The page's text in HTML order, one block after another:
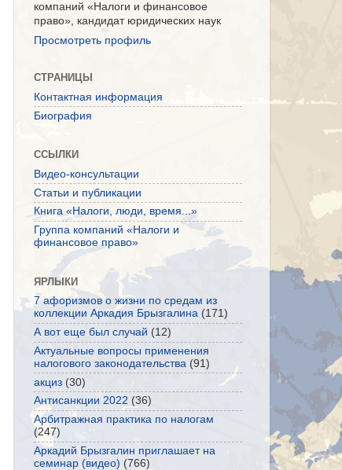
компаний «Налоги и финансовое
право», кандидат юридических наук
Просмотреть профиль
СТРАНИЦЫ
Контактная информация
Биография
ССЫЛКИ
Видео-консультации
Статьи и публикации
Книга «Налоги, люди, время...»
Группа компаний «Налоги и
финансовое право»
ЯРЛЫКИ
7 афоризмов о жизни по средам из
коллекции Аркадия Брызгалина (171)
А вот еще был случай (12)
Актуальные вопросы применения
налогового законодательства (91)
акциз (30)
Антисанкции 2022 (36)
Арбитражная практика по налогам
(247)
Аркадий Брызгалин приглашает на
семинар (видео) (766)